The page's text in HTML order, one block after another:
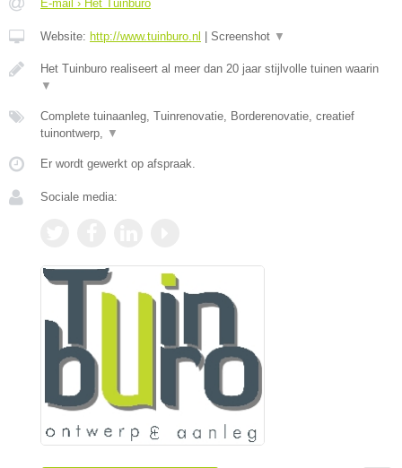
E-mail › Het Tuinburo
Website: http://www.tuinburo.nl Screenshot ▼
Het Tuinburo realiseert al meer dan 20 jaar stijlvolle tuinen waarin
▼
Complete tuinaanleg, Tuinrenovatie, Borderenovatie, creatief
tuinontwerp, ▼
Er wordt gewerkt op afspraak.
Sociale media: